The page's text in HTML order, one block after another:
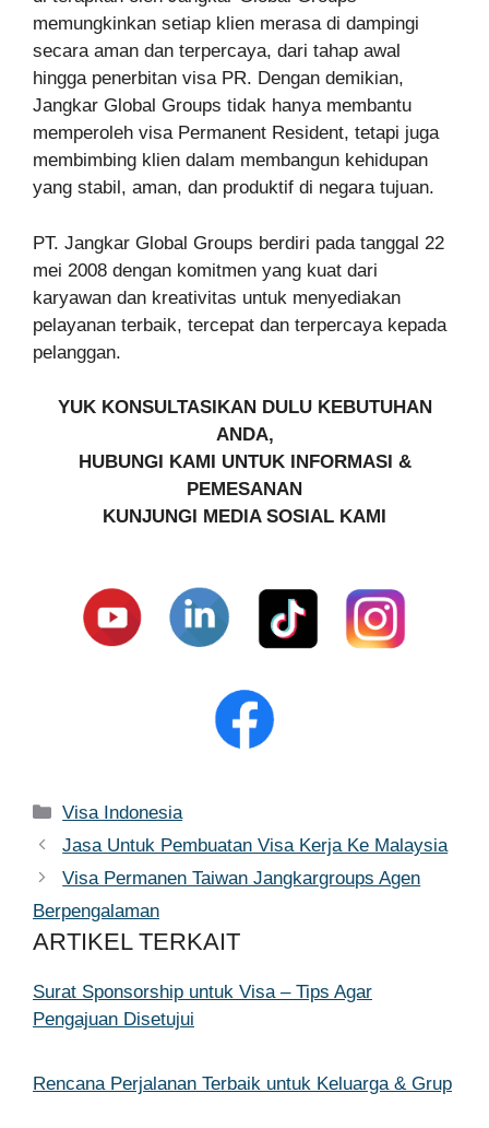
memungkinkan setiap klien merasa di dampingi
secara aman dan terpercaya, dari tahap awal
hingga penerbitan visa PR. Dengan demikian,
Jangkar Global Groups tidak hanya membantu
memperoleh visa Permanent Resident, tetapi juga
membimbing klien dalam membangun kehidupan
yang stabil, aman, dan produktif di negara tujuan.
PT. Jangkar Global Groups berdiri pada tanggal 22
mei 2008 dengan komitmen yang kuat dari
karyawan dan kreativitas untuk menyediakan
pelayanan terbaik, tercepat dan terpercaya kepada
pelanggan.
YUK KONSULTASIKAN DULU KEBUTUHAN
ANDA,
HUBUNGI KAMI UNTUK INFORMASI &
PEMESANAN
KUNJUNGI MEDIA SOSIAL KAMI
Kategori
Visa Indonesia
Jasa Untuk Pembuatan Visa Kerja Ke Malaysia
Visa Permanen Taiwan Jangkargroups Agen
Berpengalaman
ARTIKEL TERKAIT
Surat Sponsorship untuk Visa – Tips Agar
Pengajuan Disetujui
Rencana Perjalanan Terbaik untuk Keluarga & Grup